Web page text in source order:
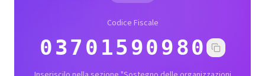
Codice Fiscale
03701590980